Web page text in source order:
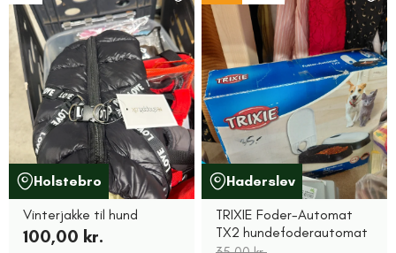
Holstebro
Vinterjakke til hund
100,00 kr.
Haderslev
TRIXIE Foder-Automat
TX2 hundefoderautomat